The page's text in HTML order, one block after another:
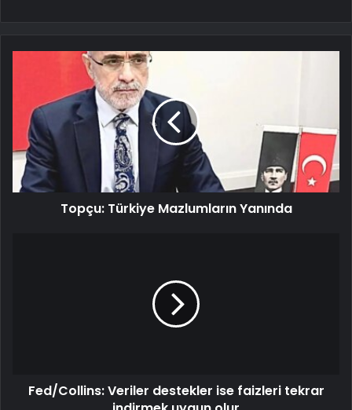
Topçu: Türkiye Mazlumların Yanında
Fed/Collins: Veriler destekler ise faizleri tekrar